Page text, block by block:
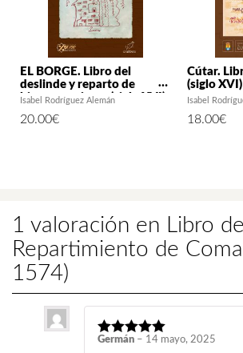
Cútar.
(siglo XVI)
Isabel
18.00€
EL BORGE. Libro del
deslinde y reparto de
bienes moriscos (siglo XVI)
Isabel Rodríguez Alemán
20.00€
1 valoración en Libro
Repartimiento de
1574)
Germán – 14 mayo, 2025